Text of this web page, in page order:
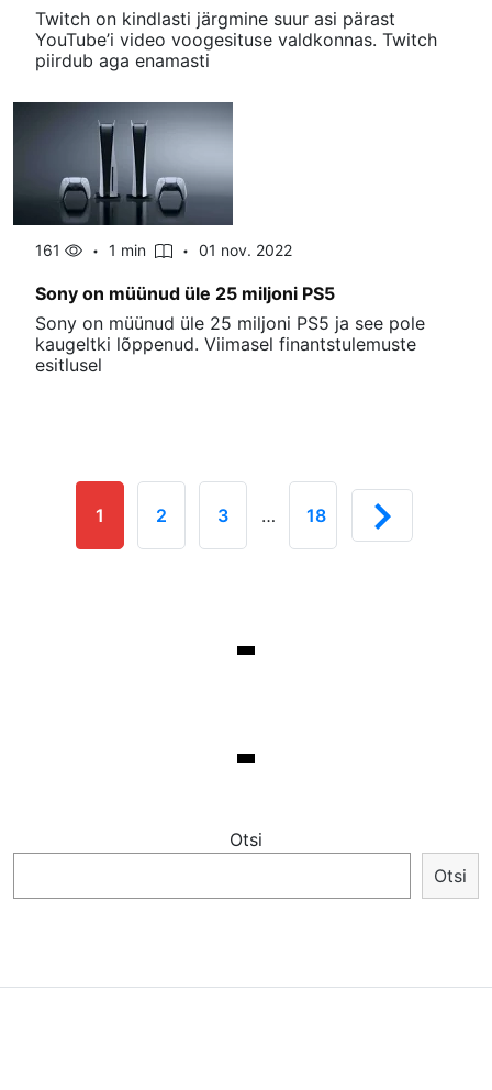
Twitch on kindlasti järgmine suur asi pärast
YouTube’i video voogesituse valdkonnas. Twitch
piirdub aga enamasti
161 1 min 01 nov. 2022
Sony on müünud ​​üle 25 miljoni PS5
Sony on müünud ​​üle 25 miljoni PS5 ja see pole
kaugeltki lõppenud. Viimasel finantstulemuste
esitlusel
1 2 3 … 18
Otsi
Otsi